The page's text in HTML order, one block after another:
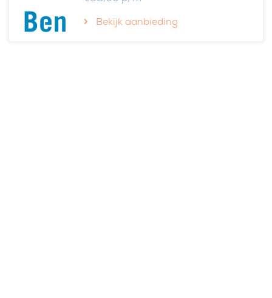
Bekijk aanbieding